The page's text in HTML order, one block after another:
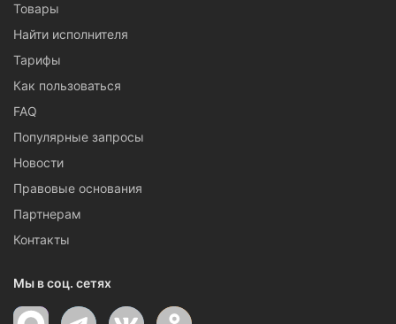
Товары
Найти исполнителя
Тарифы
Как пользоваться
FAQ
Популярные запросы
Новости
Правовые основания
Партнерам
Контакты
Мы в соц. сетях